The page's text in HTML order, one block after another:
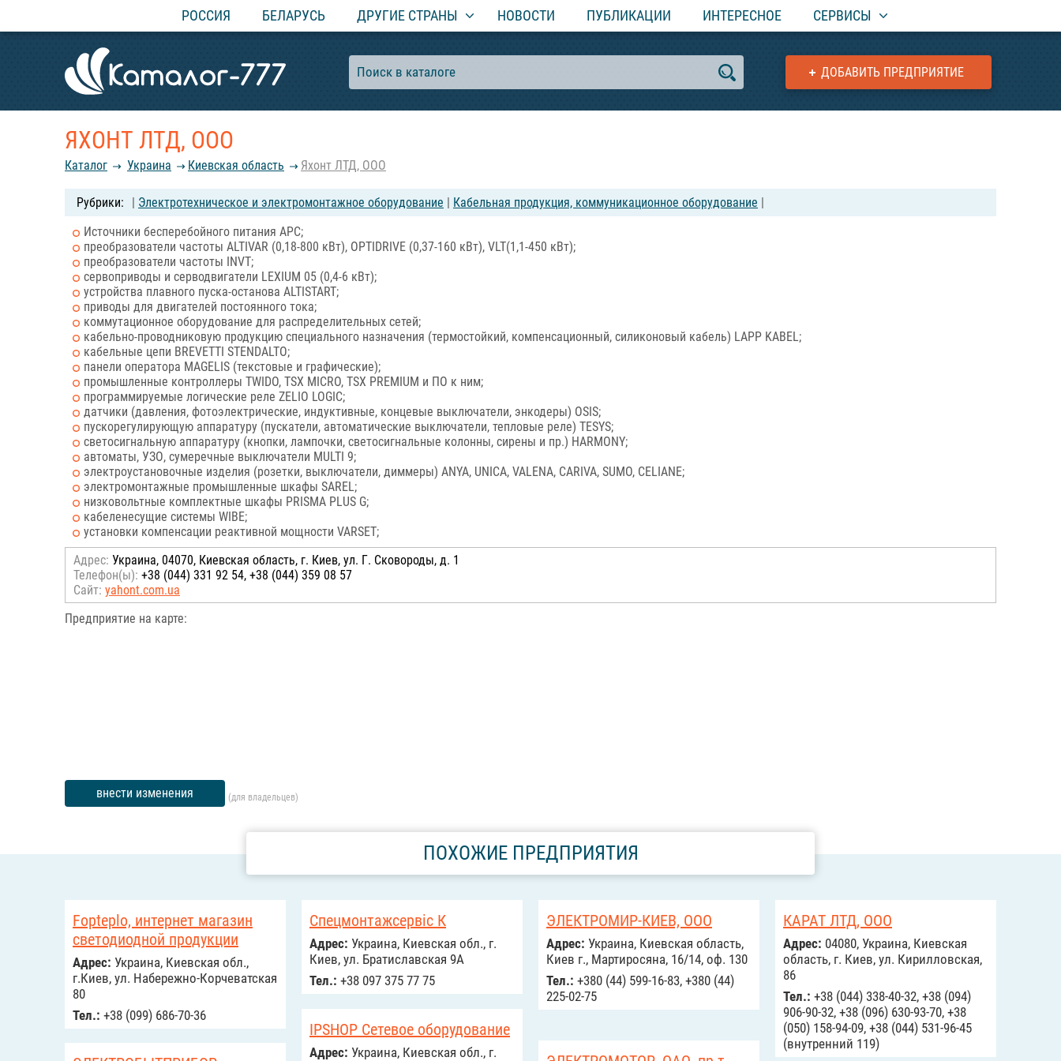
РОССИЯ БЕЛАРУСЬ ДРУГИЕ СТРАНЫ НОВОСТИ ПУБЛИКАЦИИ ИНТЕРЕСНОЕ СЕРВИСЫ
ДОБАВИТЬ ПРЕДПРИЯТИЕ
ЯХОНТ ЛТД, ООО
Каталог Украина Киевская область Яхонт ЛТД, ООО
| Электротехническое и электромонтажное оборудование | Кабельная продукция, коммуникационное оборудование |
Источники бесперебойного питания APC;
преобразователи частоты ALTIVAR (0,18-800 кВт), OPTIDRIVE (0,37-160 кВт), VLT(1,1-450 кВт);
преобразователи частоты INVT;
сервоприводы и серводвигатели LEXIUM 05 (0,4-6 кВт);
устройства плавного пуска-останова ALTISTART;
приводы для двигателей постоянного тока;
коммутационное оборудование для распределительных сетей;
кабельно-проводниковую продукцию специального назначения (термостойкий, компенсационный, силиконовый кабель) LAPP KABEL;
кабельные цепи BREVETTI STENDALTO;
панели оператора MAGELIS (текстовые и графические);
промышленные контроллеры TWIDO, TSX MICRO, TSX PREMIUM и ПО к ним;
программируемые логические реле ZELIO LOGIC;
датчики (давления, фотоэлектрические, индуктивные, концевые выключатели, энкодеры) OSIS;
пускорегулирующую аппаратуру (пускатели, автоматические выключатели, тепловые реле) TESYS;
светосигнальную аппаратуру (кнопки, лампочки, светосигнальные колонны, сирены и пр.) HARMONY;
автоматы, УЗО, сумеречные выключатели MULTI 9;
электроустановочные изделия (розетки, выключатели, диммеры) ANYA, UNICA, VALENA, CARIVA, SUMO, CELIANE;
электромонтажные промышленные шкафы SAREL;
низковольтные комплектные шкафы PRISMA PLUS G;
кабеленесущие системы WIBE;
установки компенсации реактивной мощности VARSET;
Адрес: Украина, 04070, Киевская область, г. Киев, ул. Г. Сковороды, д. 1
Телефон(ы): +38 (044) 331 92 54, +38 (044) 359 08 57
Сайт: yahont.com.ua
Предприятие на карте:
внести изменения (для владельцев)
ПОХОЖИЕ ПРЕДПРИЯТИЯ
Fopteplo, интернет магазин
светодиодной продукции
Адрес: Украина, Киевская обл.,
г.Киев, ул. Набережно-Корчеватская
80
Тел.: +38 (099) 686-70-36
Спецмонтажсервіс К
Адрес: Украина, Киевская обл., г.
Киев, ул. Братиславская 9А
Тел.: +38 097 375 77 75
ЭЛЕКТРОМИР-КИЕВ, ООО
Адрес: Украина, Киевская область,
Киев г., Мартиросяна, 16/14, оф. 130
Тел.: +380 (44) 599-16-83, +380 (44)
225-02-75
КАРАТ ЛТД, ООО
Адрес: 04080, Украина, Киевская
область, г. Киев, ул. Кирилловская,
86
Тел.: +38 (044) 338-40-32, +38 (094)
906-90-32, +38 (096) 630-93-70, +38
(050) 158-94-09, +38 (044) 531-96-45
(внутренний 119)
IPSHOP Сетевое оборудование
Адрес: Украина, Киевская обл., г.